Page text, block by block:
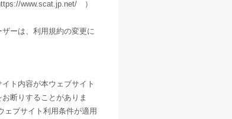
www.scat.jp.net/ ）
ーは、利用規約の変更に
ト内容が本ウェブサイト
断りすることがありま
ェブサイト利用条件が適用